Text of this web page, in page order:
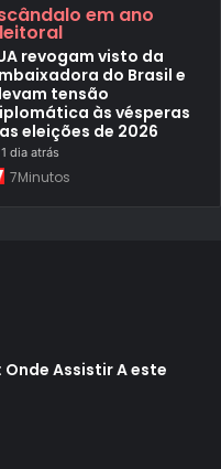
em ano
revogam visto da
do Brasil e
tensão
às vésperas
eleições de 2026
1 dia atrás
7Minutos
Assistir A este